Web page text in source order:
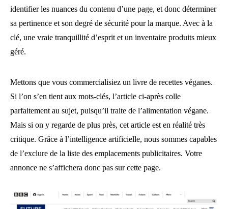
identifier les nuances du contenu d’une page, et donc déterminer
sa pertinence et son degré de sécurité pour la marque. Avec à la
clé, une vraie tranquillité d’esprit et un inventaire produits mieux
géré.
Mettons que vous commercialisiez un livre de recettes véganes.
Si l’on s’en tient aux mots-clés, l’article ci-après colle
parfaitement au sujet, puisqu’il traite de l’alimentation végane.
Mais si on y regarde de plus près, cet article est en réalité très
critique. Grâce à l’intelligence artificielle, nous sommes capables
de l’exclure de la liste des emplacements publicitaires. Votre
annonce ne s’affichera donc pas sur cette page.